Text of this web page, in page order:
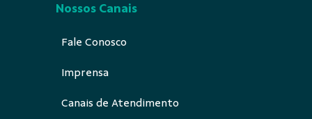
Nossos Canais
Fale Conosco
Imprensa
Canais de Atendimento